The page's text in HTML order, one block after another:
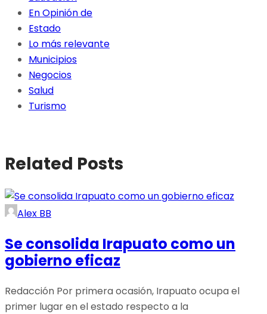
En Opinión de
Estado
Lo más relevante
Municipios
Negocios
Salud
Turismo
Related Posts
Alex BB
Se consolida Irapuato como un
gobierno eficaz
Redacción Por primera ocasión, Irapuato ocupa el
primer lugar en el estado respecto a la